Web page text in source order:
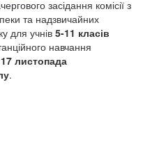
засідання комісії з
та надзвичайних
для учнів 5-11 класів
навчання
17 листопада
.